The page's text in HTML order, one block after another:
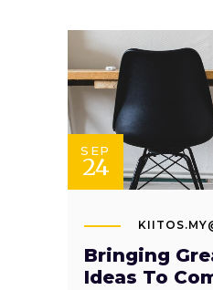
SEP
24
Bringing
Ideas To